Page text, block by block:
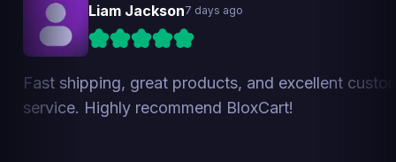
Liam Jackson7 days ago
Fast shipping, great products, and excellent
service. Highly recommend BloxCart!